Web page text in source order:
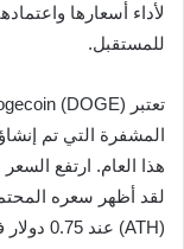
للمستقبل.
المشفرة التي تم
لقد أظهر سعره
(ATH) عند 0.75 دولار في مايو.